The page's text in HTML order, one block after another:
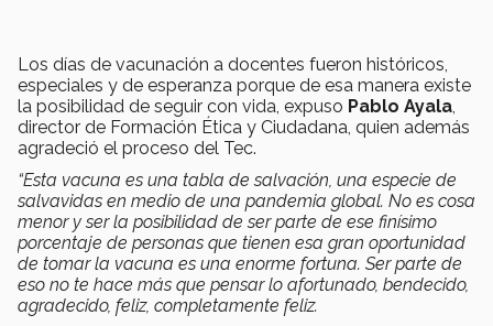
Los días de vacunación a docentes fueron históricos,
especiales y de esperanza porque de esa manera existe
la posibilidad de seguir con vida, expuso Pablo Ayala,
director de Formación Ética y Ciudadana, quien además
agradeció el proceso del Tec.
“Esta vacuna es una tabla de salvación, una especie de
salvavidas en medio de una pandemia global. No es cosa
menor y ser la posibilidad de ser parte de ese finísimo
porcentaje de personas que tienen esa gran oportunidad
de tomar la vacuna es una enorme fortuna. Ser parte de
eso no te hace más que pensar lo afortunado, bendecido,
agradecido, feliz, completamente feliz.